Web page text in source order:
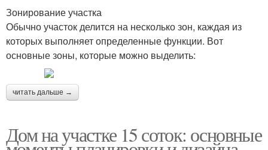
Зонирование участка
Обычно участок делится на несколько зон, каждая из
которых выполняет определенные функции. Вот
основные зоны, которые можно выделить:
читать дальше →
Дом на участке 15 соток: основные